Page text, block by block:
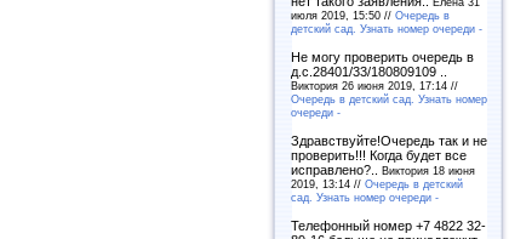
июля 2019, 15:50 // Очередь в
детский сад. Узнать номер очереди -
Не могу проверить очередь в
д.с.28401/33/180809109 ..
Виктория 26 июня 2019, 17:14 //
Очередь в детский сад. Узнать номер
очереди -
Здравствуйте!Очередь так и не
проверить!!! Когда будет все
исправлено?.. Виктория 18 июня
2019, 13:14 // Очередь в детский
сад. Узнать номер очереди -
Телефонный номер +7 4822 32-